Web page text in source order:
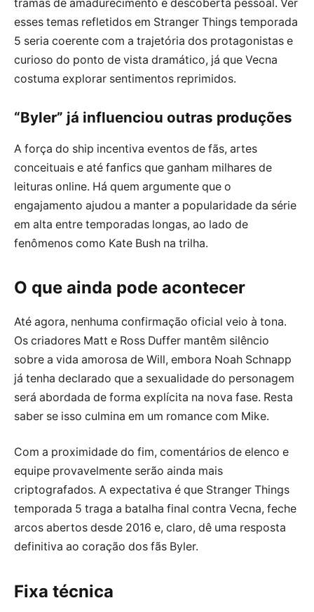
tramas de amadurecimento e descoberta pessoal. Ver
esses temas refletidos em Stranger Things temporada
5 seria coerente com a trajetória dos protagonistas e
curioso do ponto de vista dramático, já que Vecna
costuma explorar sentimentos reprimidos.
“Byler” já influenciou outras produções
A força do ship incentiva eventos de fãs, artes
conceituais e até fanfics que ganham milhares de
leituras online. Há quem argumente que o
engajamento ajudou a manter a popularidade da série
em alta entre temporadas longas, ao lado de
fenômenos como Kate Bush na trilha.
O que ainda pode acontecer
Até agora, nenhuma confirmação oficial veio à tona.
Os criadores Matt e Ross Duffer mantêm silêncio
sobre a vida amorosa de Will, embora Noah Schnapp
já tenha declarado que a sexualidade do personagem
será abordada de forma explícita na nova fase. Resta
saber se isso culmina em um romance com Mike.
Com a proximidade do fim, comentários de elenco e
equipe provavelmente serão ainda mais
criptografados. A expectativa é que Stranger Things
temporada 5 traga a batalha final contra Vecna, feche
arcos abertos desde 2016 e, claro, dê uma resposta
definitiva ao coração dos fãs Byler.
Fixa técnica